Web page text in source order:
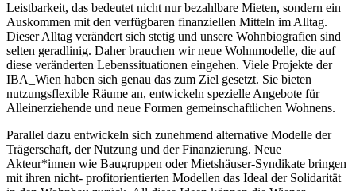
Leistbarkeit, das bedeutet nicht nur bezahlbare Mieten, sondern ein
Auskommen mit den verfügbaren finanziellen Mitteln im Alltag.
Dieser Alltag verändert sich stetig und unsere Wohnbiografien sind
selten geradlinig. Daher brauchen wir neue Wohnmodelle, die auf
diese veränderten Lebenssituationen eingehen. Viele Projekte der
IBA_Wien haben sich genau das zum Ziel gesetzt. Sie bieten
nutzungsflexible Räume an, entwickeln spezielle Angebote für
Alleinerziehende und neue Formen gemeinschaftlichen Wohnens.
Parallel dazu entwickeln sich zunehmend alternative Modelle der
Trägerschaft, der Nutzung und der Finanzierung. Neue
Akteur*innen wie Baugruppen oder Mietshäuser-Syndikate bringen
mit ihren nicht- profitorientierten Modellen das Ideal der Solidarität